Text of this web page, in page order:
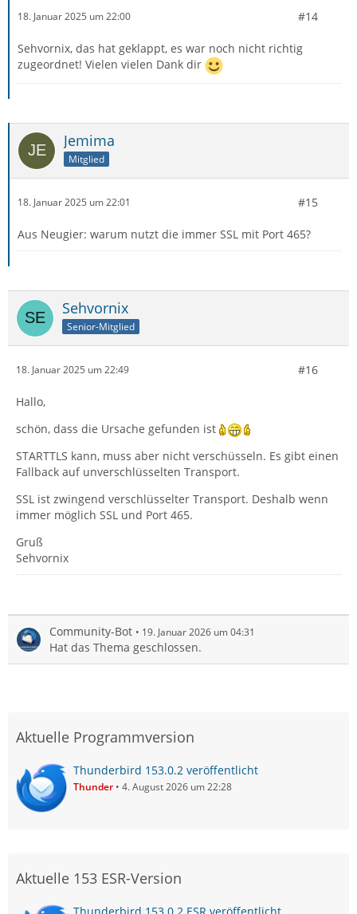
18. Januar 2025 um 22:00 #14
Sehvornix, das hat geklappt, es war noch nicht richtig
zugeordnet! Vielen vielen Dank dir
Jemima
Mitglied
18. Januar 2025 um 22:01 #15
Aus Neugier: warum nutzt die immer SSL mit Port 465?
Sehvornix
Senior-Mitglied
18. Januar 2025 um 22:49 #16
Hallo,
schön, dass die Ursache gefunden ist
STARTTLS kann, muss aber nicht verschüsseln. Es gibt einen
Fallback auf unverschlüsselten Transport.
SSL ist zwingend verschlüsselter Transport. Deshalb wenn
immer möglich SSL und Port 465.
Gruß
Sehvornix
Community-Bot 19. Januar 2026 um 04:31
Hat das Thema geschlossen.
Aktuelle Programmversion
Thunderbird 153.0.2 veröffentlicht
Thunder 4. August 2026 um 22:28
Aktuelle 153 ESR-Version